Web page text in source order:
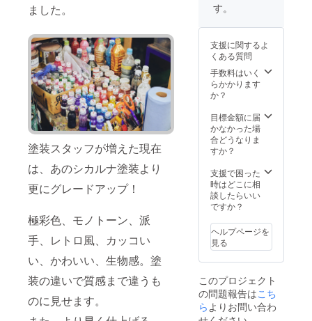
ました。
塗装スタッフが増えた現在
は、あのシカルナ塗装より
更にグレードアップ！
極彩色、モノトーン、派
手、レトロ風、カッコい
い、かわいい、生物感。塗
装の違いで質感まで違うも
のに見せます。
す。
支援に関するよ
くある質問
手数料はいく
らかかります
か？
目標金額に届
かなかった場
合どうなりま
すか？
支援で困った
時はどこに相
談したらいい
ですか？
ヘルプページを
見る
このプロジェクト
の問題報告はこち
らよりお問い合わ